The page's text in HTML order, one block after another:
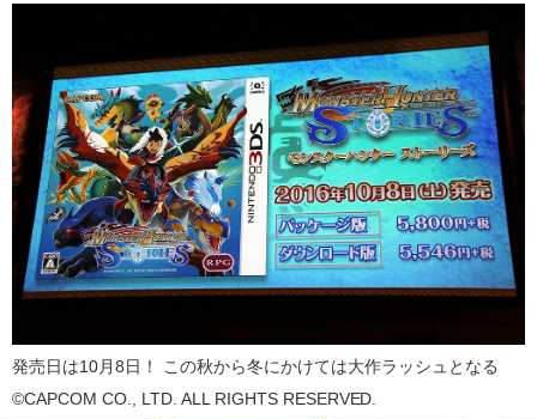
発売日は10月8日！ この秋から冬にかけては大作ラッシュとなる
©CAPCOM CO., LTD. ALL RIGHTS RESERVED.